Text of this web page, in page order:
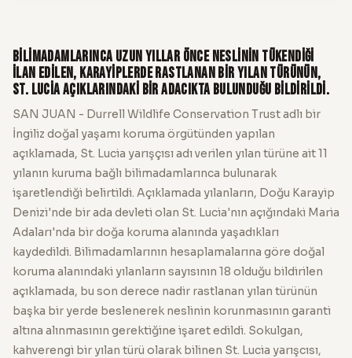
Bilimadamlarınca uzun yıllar önce neslinin tükendiği
ilan edilen, Karayiplerde rastlanan bir yılan türünün,
St. Lucia açıklarındaki bir adacıkta bulunduğu bildirildi.
SAN JUAN - Durrell Wildlife Conservation Trust adlı bir
İngiliz doğal yaşamı koruma örgütünden yapılan
açıklamada, St. Lucia yarışçısı adı verilen yılan türüne ait 11
yılanın kuruma bağlı bilimadamlarınca bulunarak
işaretlendiği belirtildi. Açıklamada yılanların, Doğu Karayip
Denizi'nde bir ada devleti olan St. Lucia'nın açığındaki Maria
Adaları'nda bir doğa koruma alanında yaşadıkları
kaydedildi. Bilimadamlarının hesaplamalarına göre doğal
koruma alanındaki yılanların sayısının 18 olduğu bildirilen
açıklamada, bu son derece nadir rastlanan yılan türünün
başka bir yerde beslenerek neslinin korunmasının garanti
altına alınmasının gerektiğine işaret edildi. Sokulgan,
kahverengi bir yılan türü olarak bilinen St. Lucia yarışcısı,